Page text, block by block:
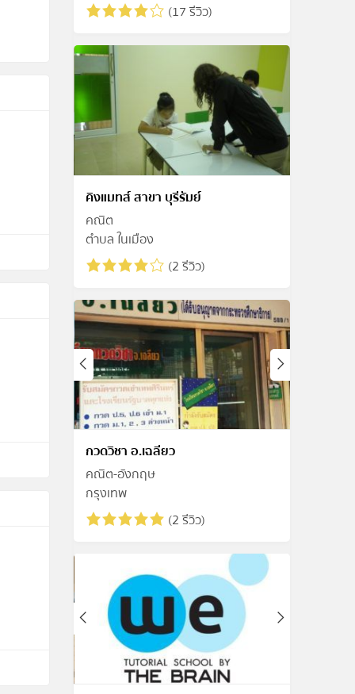
(17 รีวิว)
คิงแมทส์ สาขา บุรีรัมย์
คณิต
ตำบล ในเมือง
(2 รีวิว)
กวดวิชา อ.เฉลียว
คณิต-อังกฤษ
กรุงเทพ
(2 รีวิว)